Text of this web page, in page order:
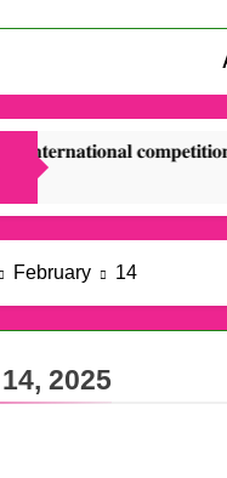
𝐝𝐞𝐝𝐢𝐜𝐚𝐭𝐞𝐝 𝐭𝐨
February 14
2025